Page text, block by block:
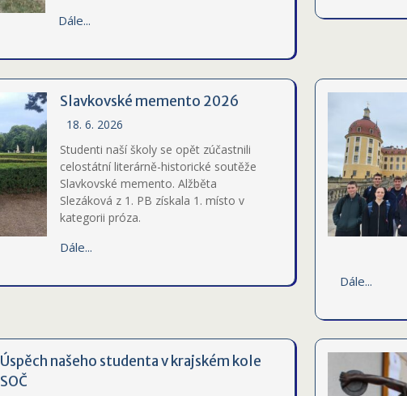
Dále...
Slavkovské memento 2026
18. 6. 2026
Studenti naší školy se opět zúčastnili
celostátní literárně-historické soutěže
Slavkovské memento. Alžběta
Slezáková z 1. PB získala 1. místo v
kategorii próza.
Dále...
Dále...
Úspěch našeho studenta v krajském kole
SOČ